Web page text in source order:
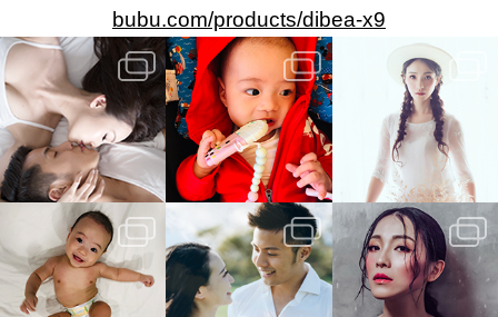
bubu.com/products/dibea-x9